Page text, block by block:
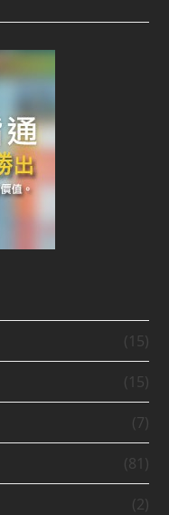
(15)
(15)
(7)
(81)
(2)